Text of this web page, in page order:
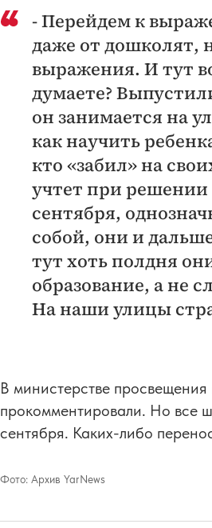
- Перейдем к
даже от дошколят,
выражения. И тут
думаете?
он занимается на
как научить
кто «забил» на
учтет при решении
сентября,
собой, они и
тут хоть полдня
образование, а не
На наши улицы
В министерстве
прокомментировали. Но все
сентября. Каких-либо
Фото: Архив YarNews